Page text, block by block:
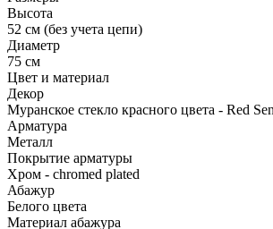
Высота
52 см (без учета цепи)
Диаметр
75 см
Цвет и материал
Декор
Муранское стекло красного цвета - Red
Арматура
Металл
Покрытие арматуры
Хром - chromed plated
Абажур
Белого цвета
Материал абажура